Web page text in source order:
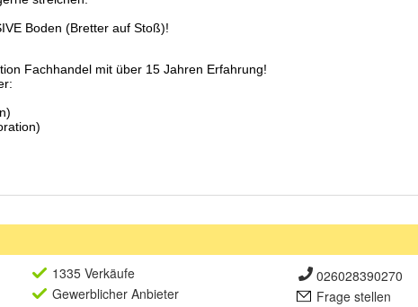
1335 Verkäufe
Gewerblicher Anbieter
026028390270
Frage stellen